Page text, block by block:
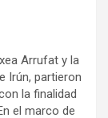
Arrufat y la
Irún, partieron
la finalidad
el marco de